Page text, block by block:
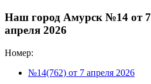
Наш город Амурск №14 от 7
апреля 2026
Номер:
№14(762) от 7 апреля 2026